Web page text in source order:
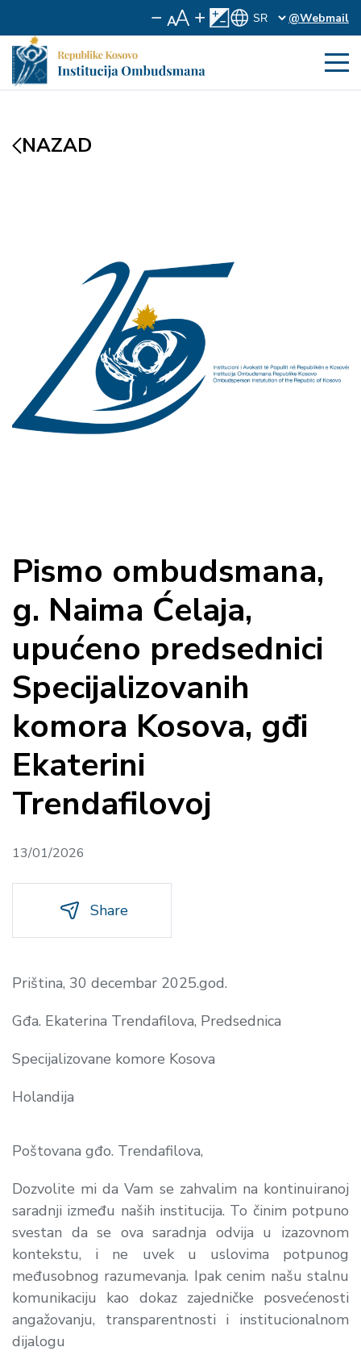
@Webmail
NAZAD
Pismo ombudsmana,
g. Naima Ćelaja,
upućeno predsednici
Specijalizovanih
komora Kosova, gđi
Ekaterini
Trendafilovoj
13/01/2026
Share
Priština, 30 decembar 2025.god.
Gđa. Ekaterina Trendafilova, Predsednica
Specijalizovane komore Kosova
Holandija
Poštovana gđo. Trendafilova,
Dozvolite mi da Vam se zahvalim na kontinuiranoj
saradnji između naših institucija. To činim potpuno
svestan da se ova saradnja odvija u izazovnom
kontekstu, i ne uvek u uslovima potpunog
međusobnog razumevanja. Ipak cenim našu stalnu
komunikaciju kao dokaz zajedničke posvećenosti
angažovanju, transparentnosti i institucionalnom
dijalogu